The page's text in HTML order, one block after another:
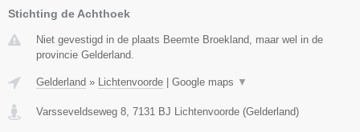
Stichting de Achthoek
Niet gevestigd in de plaats Beemte Broekland, maar wel in de
provincie Gelderland.
Gelderland » Lichtenvoorde Google maps ▼
Varsseveldseweg 8 7131 BJ Lichtenvoorde (Gelderland)